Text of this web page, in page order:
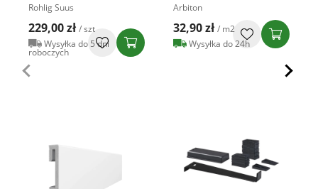
Rohlig Suus
229,00 zł / szt
Wysyłka do 5 dni
roboczych
Arbiton
32,90 zł / m2
Wysyłka do 24h